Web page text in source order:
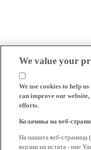
We value your
We use cookies to help
can improve our
efforts.
Колачиња на веб-
На нашата веб-страница
верзии на истата - ние